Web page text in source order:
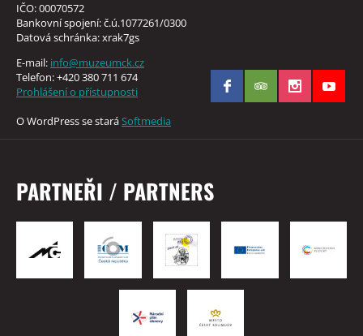
IČO: 00070572
Bankovní spojení: č.ú.1077261/0300
Datová schránka: xrak7gs
E-mail: info@muzeumck.cz
Telefon: +420 380 711 674
Prohlášení o přístupnosti
O WordPress se staráSoftmedia
PARTNEŘI / PARTNERS